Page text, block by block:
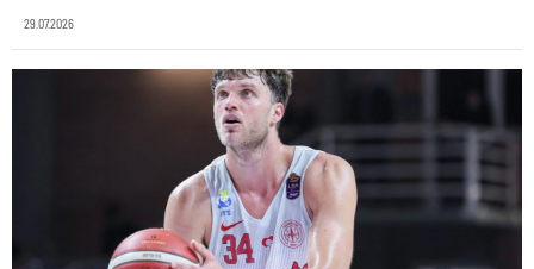
29.07.2026